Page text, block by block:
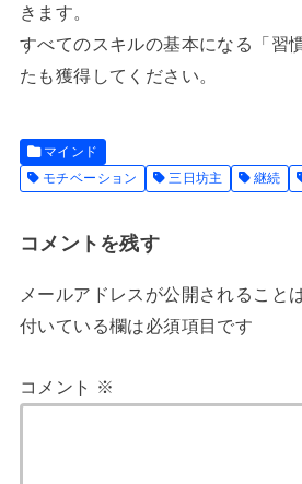
きます。
すべてのスキルの基本になる「習
たも獲得してください。
マインド
モチベーション
三日坊主 継続
コメントを残す
メールアドレスが公開されること
付いている欄は必須項目です
コメント ※